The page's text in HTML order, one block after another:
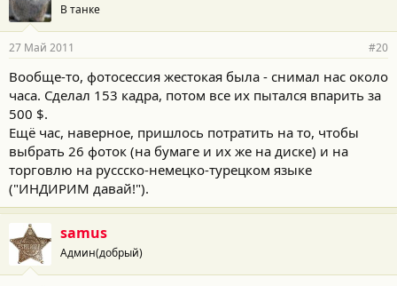
В танке
27 Май 2011 #20
Вообще-то, фотосессия жестокая была - снимал нас около
часа. Сделал 153 кадра, потом все их пытался впарить за
500 $.
Ещё час, наверное, пришлось потратить на то, чтобы
выбрать 26 фоток (на бумаге и их же на диске) и на
торговлю на руссско-немецко-турецком языке
("ИНДИРИМ давай!").
samus
Админ(добрый)